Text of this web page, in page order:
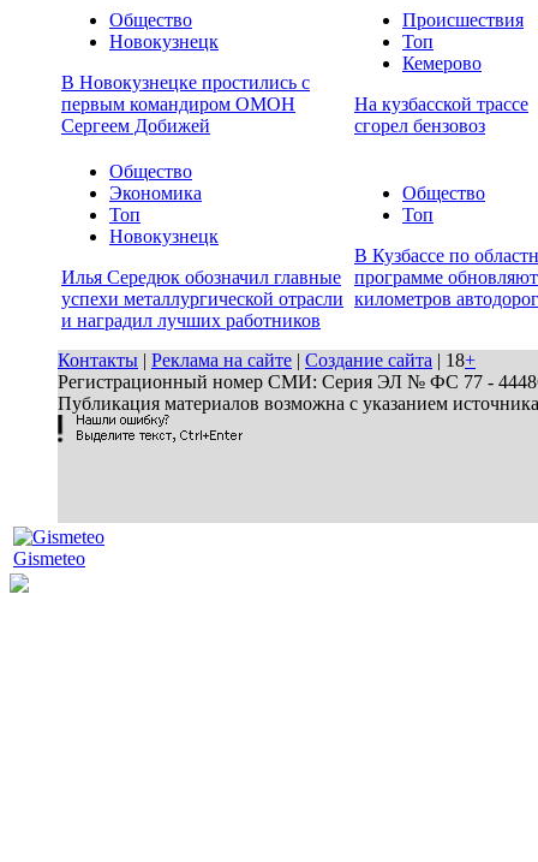
Общество
Новокузнецк
В Новокузнецке простились с
первым командиром ОМОН
Сергеем Добижей
Происшествия
Топ
Кемерово
На кузбасской трассе
сгорел бензовоз
Общество
Экономика
Топ
Новокузнецк
Илья Середюк обозначил главные
успехи металлургической отрасли
и наградил лучших работников
Общество
Топ
В Кузбассе по
программе
километров автодорог
Контакты | Реклама на сайте | Создание сайта | 18+
Регистрационный номер СМИ: Серия ЭЛ № ФС 77 - 44486
Публикация материалов возможна с указанием
Gismeteo